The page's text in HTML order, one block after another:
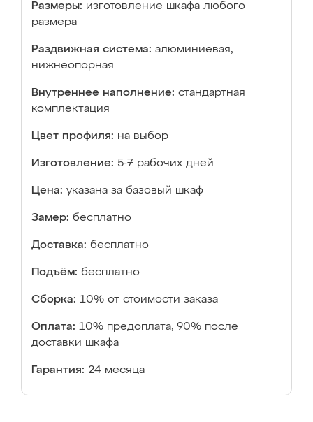
Размеры: изготовление шкафа любого
размера
Раздвижная система: алюминиевая,
нижнеопорная
Внутреннее наполнение: стандартная
комплектация
Цвет профиля: на выбор
Изготовление: 5-7 рабочих дней
Цена: указана за базовый шкаф
Замер: бесплатно
Доставка: бесплатно
Подъём: бесплатно
Сборка: 10% от стоимости заказа
Оплата: 10% предоплата, 90% после
доставки шкафа
Гарантия: 24 месяца